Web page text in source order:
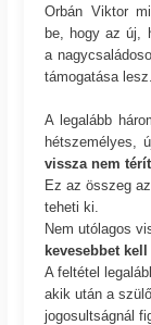
Orbán Viktor
be, hogy az új,
a
támogatása lesz.
A legalább
hétszemélyes,
vissza nem
Ez az összeg
teheti ki.
Nem utólagos
kevesebbet
A feltétel
akik után a
jogosultságnál